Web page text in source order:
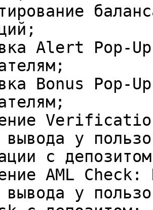
Alert Pop-
Bonus Pop-
вывода у
с
AML
вывода у